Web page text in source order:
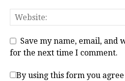
Save my name, email, and
for the next time I comment.
By using this form you